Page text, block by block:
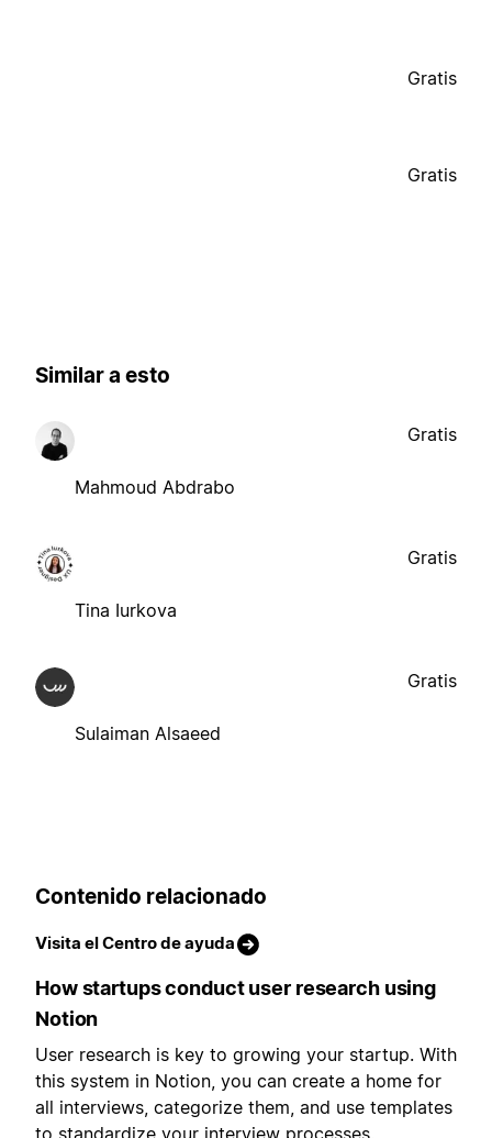
Gratis
Gratis
Similar a esto
Mahmoud Abdrabo
Gratis
Tina Iurkova
Gratis
Sulaiman Alsaeed
Gratis
Contenido relacionado
Visita el Centro de ayuda
How startups conduct user research using
Notion
User research is key to growing your startup. With
this system in Notion, you can create a home for
all interviews, categorize them, and use templates